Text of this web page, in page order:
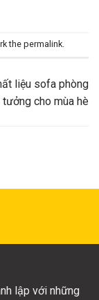
the permalink.
liệu sofa phòng
tưởng cho mùa hè
lập với những